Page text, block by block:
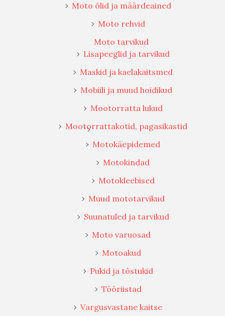
Moto õlid ja määrdeained
Moto rehvid
Moto tarvikud
Lisapeeglid ja tarvikud
Maskid ja kaelakaitsmed
Mobiili ja muud hoidikud
Mootorratta lukud
Mootorrattakotid, pagasikastid
Motokäepidemed
Motokindad
Motokleebised
Muud mototarvikud
Suunatuled ja tarvikud
Moto varuosad
Motoakud
Pukid ja tõstukid
Tööriistad
Vargusvastane kaitse